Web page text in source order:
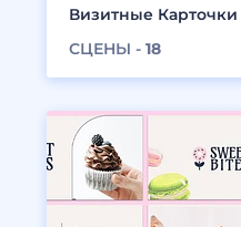
Визитные Карточки
СЦЕНЫ - 18